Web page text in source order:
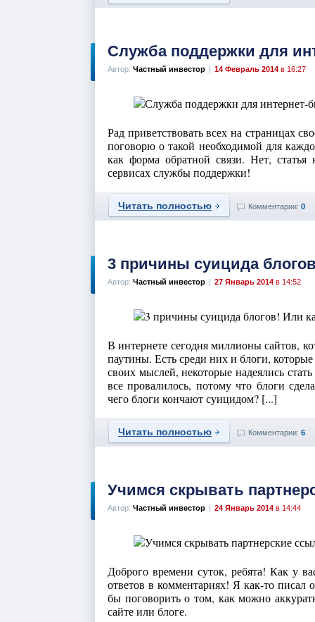
Служба поддержки для
Автор: Частный инвестор | 14 Февраль 2014 в 16:27
Рад приветствовать всех на страницах
поговорю о такой необходимой для
как форма обратной связи. Нет,
сервисах службы поддержки!
Читать полностью Комментарии: 0
3 причины суицида
Автор: Частный инвестор | 27 Январь 2014 в 14:52
В интернете сегодня миллионы сайтов,
паутины. Есть среди них и блоги,
своих мыслей, некоторые надеялись
все провалилось, потому что блоги
чего блоги кончают суицидом? [...]
Читать полностью Комментарии: 6
Учимся скрывать
Автор: Частный инвестор | 24 Январь 2014 в 14:44
Доброго времени суток, ребята! Как у
ответов в комментариях! Я как-то писал
бы поговорить о том, как можно
сайте или блоге.